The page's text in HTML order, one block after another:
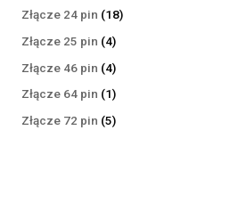
produkty
Złącze 24 pin 1818
Złącze 25 pin 44
produkty
Złącze 46 pin 44
produkty
Złącze 64 pin 11
produkt
Złącze 72 pin 55